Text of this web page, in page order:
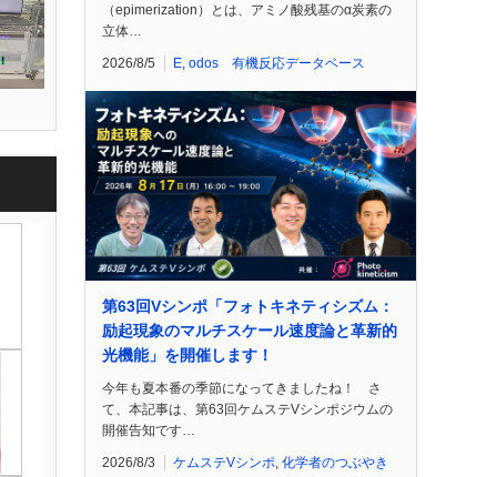
（epimerization）とは、アミノ酸残基のα炭素の
立体…
2026/8/5 E odos 有機反応データベース
第63回Vシンポ「フォトキネティシズム：
励起現象のマルチスケール速度論と革新的
光機能」を開催します！
今年も夏本番の季節になってきましたね！ さ
て、本記事は、第63回ケムステVシンポジウムの
開催告知です…
2026/8/3 ケムステVシンポ, 化学者のつぶやき